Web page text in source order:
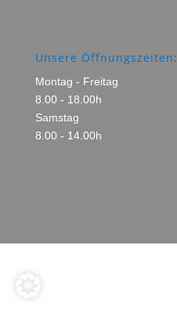
Unsere Öffnungszeiten:
Montag - Freitag
8.00 - 18.00h
Samstag
8.00 - 14.00h